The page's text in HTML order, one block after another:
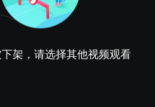
架，请选择其他视频观看